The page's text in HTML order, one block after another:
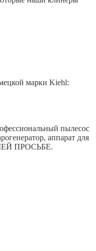
марки Kiehl:
пылесос
аппарат для
ПРОСЬБЕ.